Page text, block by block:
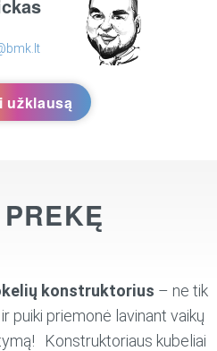
užklausą
konstruktorius – ne tik
puiki priemonė lavinant vaikų
Konstruktoriaus kubeliai